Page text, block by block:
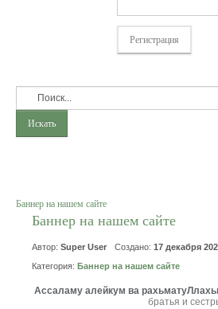
Регистрация
Искать
Баннер на нашем сайте
Баннер на нашем сайте
Автор: Super User Создано: 17 декабря
Категория: Баннер на нашем сайте
Ассаламу алейкум ва
братья и